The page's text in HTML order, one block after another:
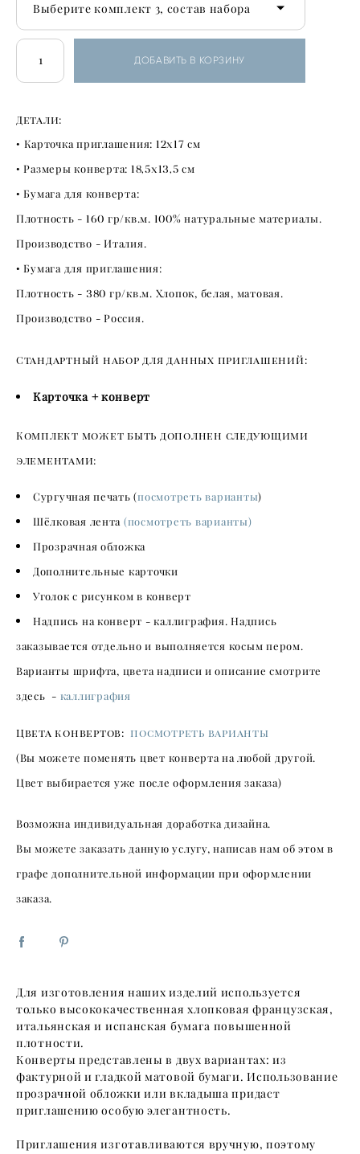
Выберите комплект 3, состав набора
ДОБАВИТЬ В КОРЗИНУ
Детали:
• Карточка приглашения: 12х17 см
• Размеры конверта: 18,5х13,5 см
• Бумага для конверта:
Плотность - 160 гр/кв.м. 100% натуральные материалы.
Производство - Италия.
• Бумага для приглашения:
Плотность - 380 гр/кв.м. Хлопок, белая, матовая.
Производство - Россия.
Стандартный набор для данных приглашений:
Карточка + конверт
Комплект может быть дополнен следующими
элементами:
Сургучная печать (посмотреть варианты)
Шёлковая лента (посмотреть варианты)
Прозрачная обложка
Дополнительные карточки
Уголок с рисунком в конверт
Надпись на конверт - каллиграфия. Надпись
заказывается отдельно и выполняется косым пером.
Варианты шрифта, цвета надписи и описание смотрите
здесь - каллиграфия
Цвета конвертов: посмотреть варианты
(Вы можете поменять цвет конверта на любой другой.
Цвет выбирается уже после оформления заказа)
Возможна индивидуальная доработка дизайна.
Вы можете заказать данную услугу, написав нам об этом в
графе дополнительной информации при оформлении
заказа.
Для изготовления наших изделий используется
только высококачественная хлопковая французская,
итальянская и испанская бумага повышенной
плотности.
Конверты представлены в двух вариантах: из
фактурной и гладкой матовой бумаги. Использование
прозрачной обложки или вкладыша придаст
приглашению особую элегантность.
Приглашения изготавливаются вручную, поэтому